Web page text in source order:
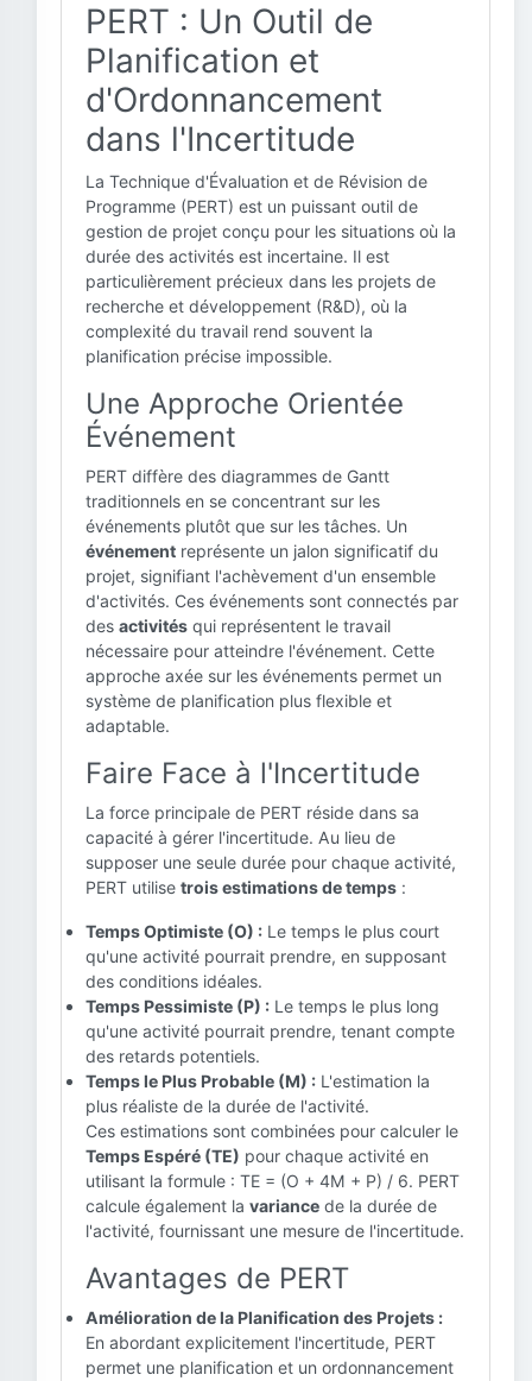
PERT : Un Outil de
Planification et
d'Ordonnancement
dans l'Incertitude
La Technique d'Évaluation et de Révision de
Programme (PERT) est un puissant outil de
gestion de projet conçu pour les situations où la
durée des activités est incertaine. Il est
particulièrement précieux dans les projets de
recherche et développement (R&D), où la
complexité du travail rend souvent la
planification précise impossible.
Une Approche Orientée
Événement
PERT diffère des diagrammes de Gantt
traditionnels en se concentrant sur les
événements plutôt que sur les tâches. Un
événement représente un jalon significatif du
projet, signifiant l'achèvement d'un ensemble
d'activités. Ces événements sont connectés par
des activités qui représentent le travail
nécessaire pour atteindre l'événement. Cette
approche axée sur les événements permet un
système de planification plus flexible et
adaptable.
Faire Face à l'Incertitude
La force principale de PERT réside dans sa
capacité à gérer l'incertitude. Au lieu de
supposer une seule durée pour chaque activité,
PERT utilise trois estimations de temps :
Temps Optimiste (O) : Le temps le plus court
qu'une activité pourrait prendre, en supposant
des conditions idéales.
Temps Pessimiste (P) : Le temps le plus long
qu'une activité pourrait prendre, tenant compte
des retards potentiels.
Temps le Plus Probable (M) : L'estimation la
plus réaliste de la durée de l'activité.
Ces estimations sont combinées pour calculer le
Temps Espéré (TE) pour chaque activité en
utilisant la formule : TE = (O + 4M + P) / 6. PERT
calcule également la variance de la durée de
l'activité, fournissant une mesure de l'incertitude.
Avantages de PERT
Amélioration de la Planification des Projets :
En abordant explicitement l'incertitude, PERT
permet une planification et un ordonnancement